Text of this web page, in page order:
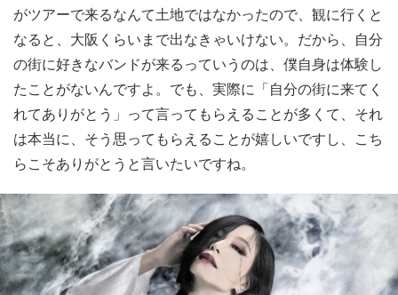
がツアーで来るなんて土地ではなかったので、観に行くと
なると、大阪くらいまで出なきゃいけない。だから、自分
の街に好きなバンドが来るっていうのは、僕自身は体験し
たことがないんですよ。でも、実際に「自分の街に来てく
れてありがとう」って言ってもらえることが多くて、それ
は本当に、そう思ってもらえることが嬉しいですし、こち
らこそありがとうと言いたいですね。